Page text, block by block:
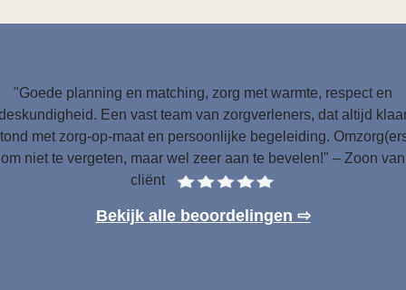
"Goede planning en matching, zorg met warmte, respect en
Een vast team van zorgverleners, dat altijd
met zorg-op-maat en persoonlijke begeleiding.
om niet te vergeten, maar wel zeer aan te bevelen!" – Zoon van
cliënt
Bekijk alle beoordelingen ⇨